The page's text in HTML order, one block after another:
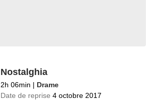
Nostalghia
2h 06min | Drame
Date de reprise 4 octobre 2017